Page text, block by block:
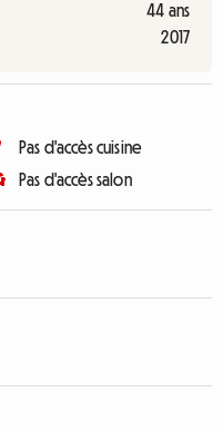
44 ans
2017
Pas d'accès cuisine
Pas d'accès salon